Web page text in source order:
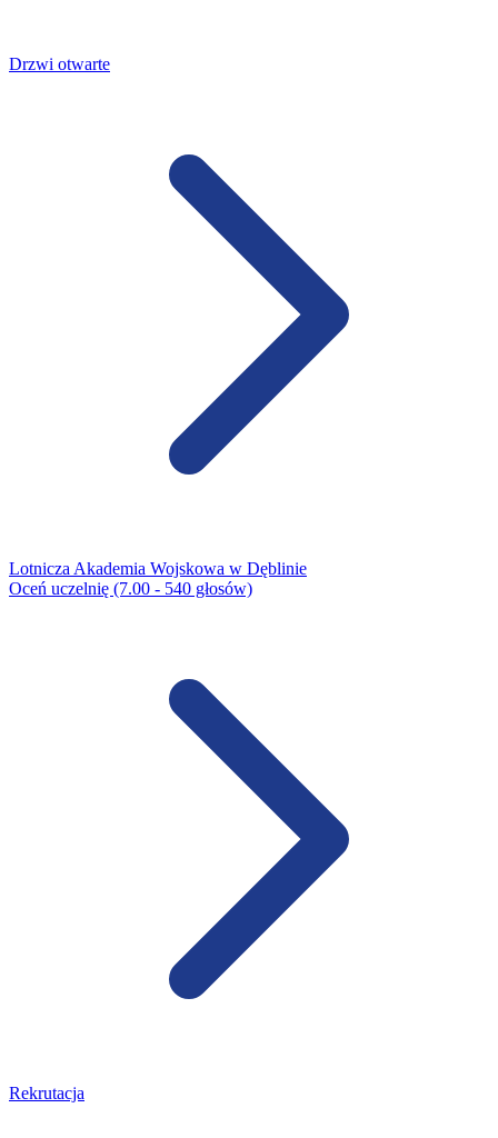
Drzwi otwarte
Lotnicza Akademia Wojskowa w Dęblinie
Oceń uczelnię (7.00 - 540 głosów)
Rekrutacja